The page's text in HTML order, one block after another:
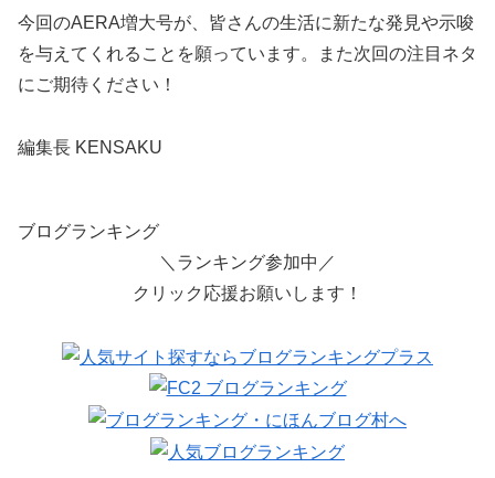
今回のAERA増大号が、皆さんの生活に新たな発見や示唆
を与えてくれることを願っています。また次回の注目ネタ
にご期待ください！
編集長 KENSAKU
ブログランキング
＼ランキング参加中／
クリック応援お願いします！